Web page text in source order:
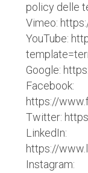
policy delle
Vimeo:
YouTube:
Google:
Facebook:
https://
Twitter:
LinkedIn:
https://
Instagram: